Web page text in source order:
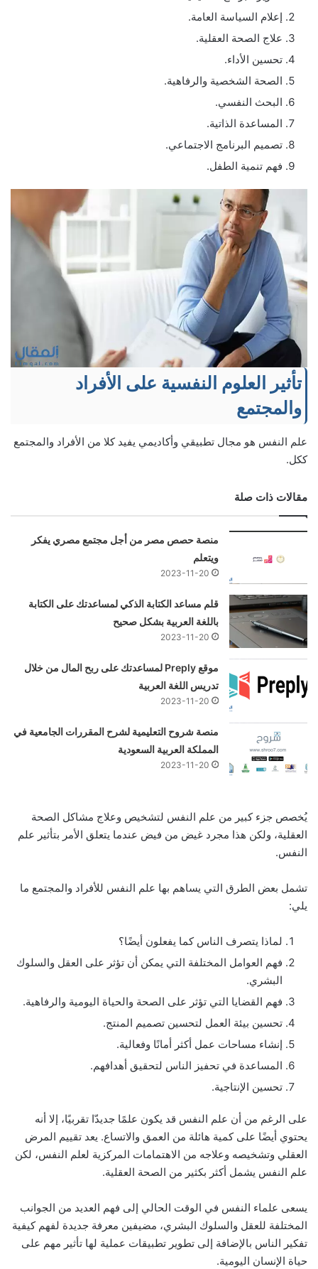
إعلام السياسة العامة.
علاج الصحة العقلية.
تحسين الأداء.
الصحة الشخصية والرفاهية.
البحث النفسي.
المساعدة الذاتية.
تصميم البرنامج الاجتماعي.
فهم تنمية الطفل.
تأثير العلوم النفسية على الأفراد
والمجتمع
علم النفس هو مجال تطبيقي وأكاديمي يفيد كلا من الأفراد والمجتمع
ككل.
مقالات ذات صلة
منصة حصص مصر من أجل مجتمع مصري يفكر
ويتعلم
2023-11-20
قلم مساعد الكتابة الذكي لمساعدتك على الكتابة
باللغة العربية بشكل صحيح
2023-11-20
موقع Preply لمساعدتك على ربح المال من خلال
تدريس اللغة العربية
2023-11-20
منصة شروح التعليمية لشرح المقررات الجامعية في
المملكة العربية السعودية
2023-11-20
يُخصص جزء كبير من علم النفس لتشخيص وعلاج مشاكل الصحة
العقلية، ولكن هذا مجرد غيض من فيض عندما يتعلق الأمر بتأثير علم
النفس.
تشمل بعض الطرق التي يساهم بها علم النفس للأفراد والمجتمع ما
يلي:
لماذا يتصرف الناس كما يفعلون أيضًا؟
فهم العوامل المختلفة التي يمكن أن تؤثر على العقل والسلوك
البشري.
فهم القضايا التي تؤثر على الصحة والحياة اليومية والرفاهية.
تحسين بيئة العمل لتحسين تصميم المنتج.
إنشاء مساحات عمل أكثر أمانًا وفعالية.
المساعدة في تحفيز الناس لتحقيق أهدافهم.
تحسين الإنتاجية.
على الرغم من أن علم النفس قد يكون علمًا جديدّا تقربيًا، إلا أنه
يحتوي أيضًا على كمية هائلة من العمق والاتساع. يعد تقييم المرض
العقلي وتشخيصه وعلاجه من الاهتمامات المركزية لعلم النفس، لكن
علم النفس يشمل أكثر بكثير من الصحة العقلية.
يسعى علماء النفس في الوقت الحالي إلى فهم العديد من الجوانب
المختلفة للعقل والسلوك البشري، مضيفين معرفة جديدة لفهم كيفية
تفكير الناس بالإضافة إلى تطوير تطبيقات عملية لها تأثير مهم على
حياة الإنسان اليومية.